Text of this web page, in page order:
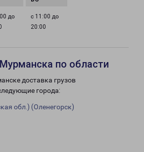
до
с 11:00 до
20:00
по области
доставка грузов
города:
обл.) (Оленегорск)